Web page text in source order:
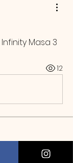
Masa 3
12
Sa...